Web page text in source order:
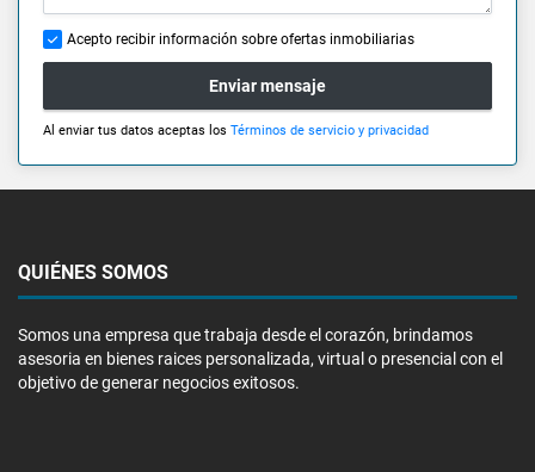
Acepto recibir información sobre ofertas inmobiliarias
Enviar mensaje
Al enviar tus datos aceptas los Términos de servicio y privacidad
QUIÉNES SOMOS
Somos una empresa que trabaja desde el corazón, brindamos
asesoria en bienes raices personalizada, virtual o presencial con el
objetivo de generar negocios exitosos.